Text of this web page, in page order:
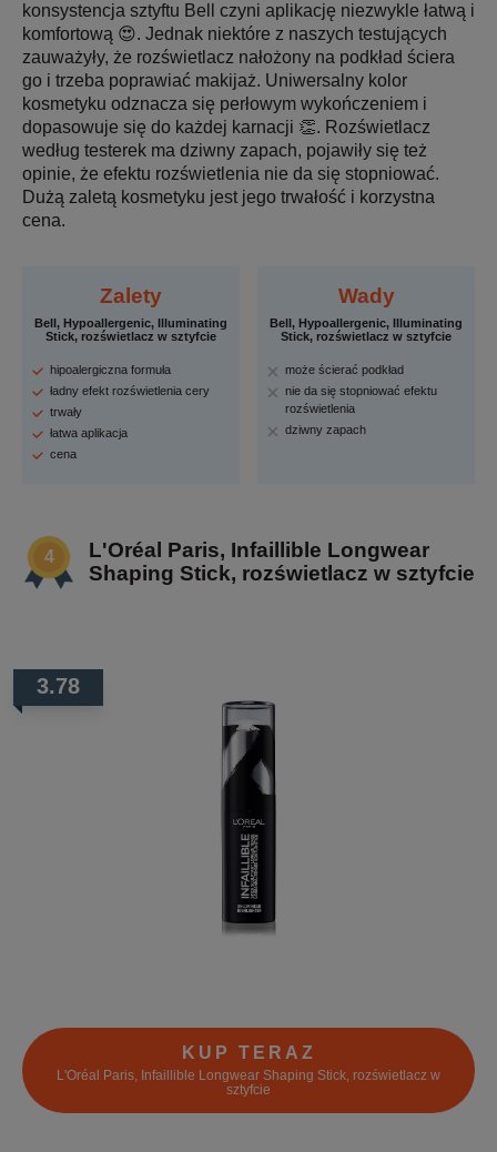
konsystencja sztyftu Bell czyni aplikację niezwykle łatwą i
komfortową 😍. Jednak niektóre z naszych testujących
zauważyły, że rozświetlacz nałożony na podkład ściera
go i trzeba poprawiać makijaż. Uniwersalny kolor
kosmetyku odznacza się perłowym wykończeniem i
dopasowuje się do każdej karnacji 👏. Rozświetlacz
według testerek ma dziwny zapach, pojawiły się też
opinie, że efektu rozświetlenia nie da się stopniować.
Dużą zaletą kosmetyku jest jego trwałość i korzystna
cena.
Zalety
Bell, Hypoallergenic, Illuminating
Stick, rozświetlacz w sztyfcie
hipoalergiczna formuła
ładny efekt rozświetlenia cery
trwały
łatwa aplikacja
cena
Wady
Bell, Hypoallergenic, Illuminating
Stick, rozświetlacz w sztyfcie
może ścierać podkład
nie da się stopniować efektu
rozświetlenia
dziwny zapach
L'Oréal Paris, Infaillible Longwear
Shaping Stick, rozświetlacz w sztyfcie
3.78
KUP TERAZ
L'Oréal Paris, Infaillible Longwear Shaping Stick, rozświetlacz w
sztyfcie